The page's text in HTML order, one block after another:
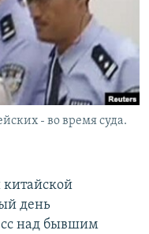
- во время суда.
китайской
день
над бывшим